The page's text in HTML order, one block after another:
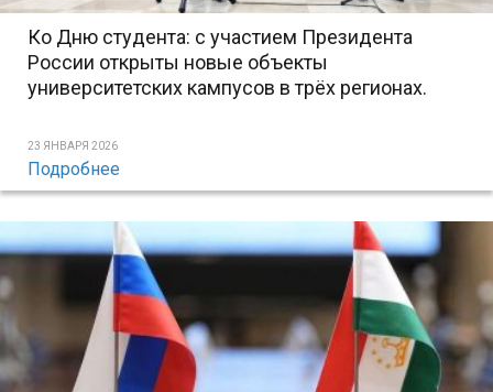
Ко Дню студента: с участием Президента
России открыты новые объекты
университетских кампусов в трёх регионах.
23 ЯНВАРЯ 2026
Подробнее